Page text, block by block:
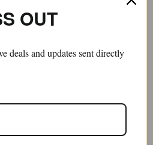
MARTINE ROSE
£280.00 £112.00
OUT
deals and updates sent directly